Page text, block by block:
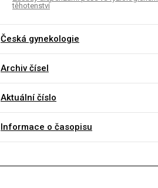
těhotenství
Česká gynekologie
Archiv čísel
Aktuální číslo
Informace o časopisu